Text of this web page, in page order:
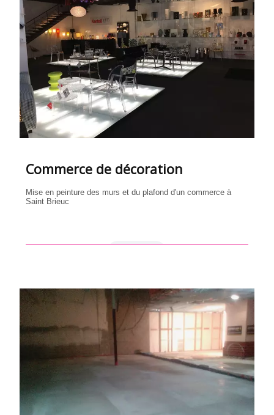
Commerce de décoration
Mise en peinture des murs et du plafond d'un commerce à
Saint Brieuc